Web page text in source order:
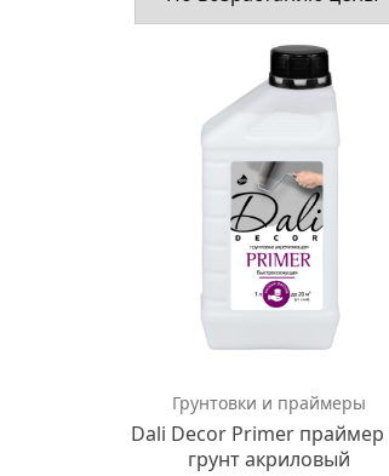
Грунтовки и праймеры
Dali Decor Primer
грунт акриловый